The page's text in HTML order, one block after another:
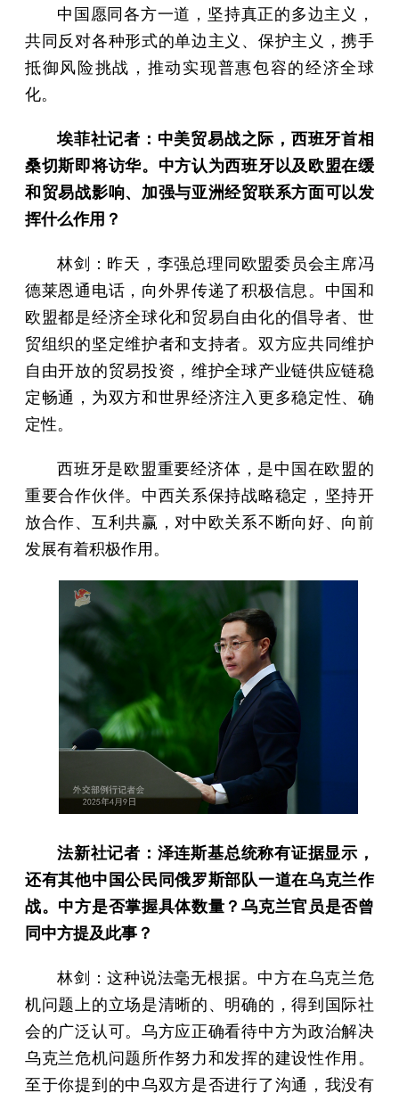
中国愿同各方一道，坚持真正的多边主义，
共同反对各种形式的单边主义、保护主义，携手
抵御风险挑战，推动实现普惠包容的经济全球
化。
埃菲社记者：中美贸易战之际，西班牙首相
桑切斯即将访华。中方认为西班牙以及欧盟在缓
和贸易战影响、加强与亚洲经贸联系方面可以发
挥什么作用？
林剑：昨天，李强总理同欧盟委员会主席冯
德莱恩通电话，向外界传递了积极信息。中国和
欧盟都是经济全球化和贸易自由化的倡导者、世
贸组织的坚定维护者和支持者。双方应共同维护
自由开放的贸易投资，维护全球产业链供应链稳
定畅通，为双方和世界经济注入更多稳定性、确
定性。
西班牙是欧盟重要经济体，是中国在欧盟的
重要合作伙伴。中西关系保持战略稳定，坚持开
放合作、互利共赢，对中欧关系不断向好、向前
发展有着积极作用。
法新社记者：泽连斯基总统称有证据显示，
还有其他中国公民同俄罗斯部队一道在乌克兰作
战。中方是否掌握具体数量？乌克兰官员是否曾
同中方提及此事？
林剑：这种说法毫无根据。中方在乌克兰危
机问题上的立场是清晰的、明确的，得到国际社
会的广泛认可。乌方应正确看待中方为政治解决
乌克兰危机问题所作努力和发挥的建设性作用。
至于你提到的中乌双方是否进行了沟通，我没有